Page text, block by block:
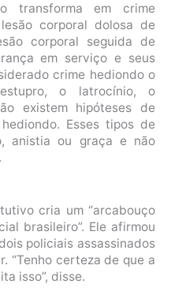
transforma em crime
corporal dolosa de
corporal seguida de
em serviço e seus
crime hediondo o
o latrocínio, o
existem hipóteses de
Esses tipos de
anistia ou graça e não
cria um “arcabouço
brasileiro”. Ele afirmou
policiais assassinados
“Tenho certeza de que a
isso”, disse.